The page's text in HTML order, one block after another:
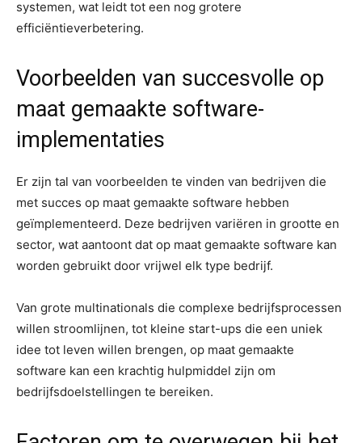
systemen, wat leidt tot een nog grotere
efficiëntieverbetering.
Voorbeelden van succesvolle op
maat gemaakte software-
implementaties
Er zijn tal van voorbeelden te vinden van bedrijven die
met succes op maat gemaakte software hebben
geïmplementeerd. Deze bedrijven variëren in grootte en
sector, wat aantoont dat op maat gemaakte software kan
worden gebruikt door vrijwel elk type bedrijf.
Van grote multinationals die complexe bedrijfsprocessen
willen stroomlijnen, tot kleine start-ups die een uniek
idee tot leven willen brengen, op maat gemaakte
software kan een krachtig hulpmiddel zijn om
bedrijfsdoelstellingen te bereiken.